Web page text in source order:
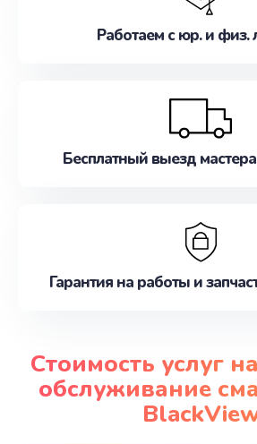
Работаем с юр. и физ.
Бесплатный выезд
Гарантия на работы и
Стоимость услуг
обслуживание